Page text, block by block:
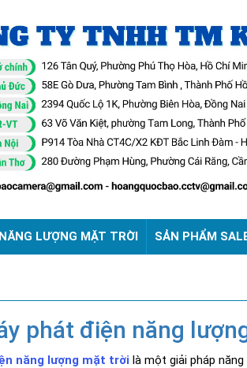
LƯỢNG MẶT TRỜI SẢN PHẨM
phát điện năng
năng lượng mặt trời là một giải pháp